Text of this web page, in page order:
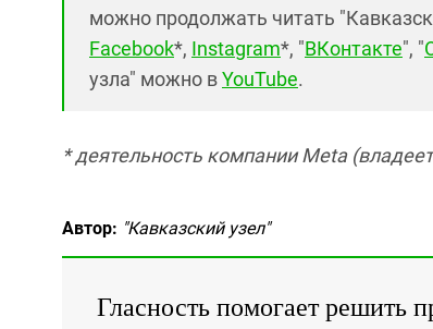
можно продолжать читать
Facebook*, Instagram*, "ВКонтакте", "
узла" можно вYouTube.
* деятельность компании Meta
Автор: "Кавказский узел"
Гласность помогает решить